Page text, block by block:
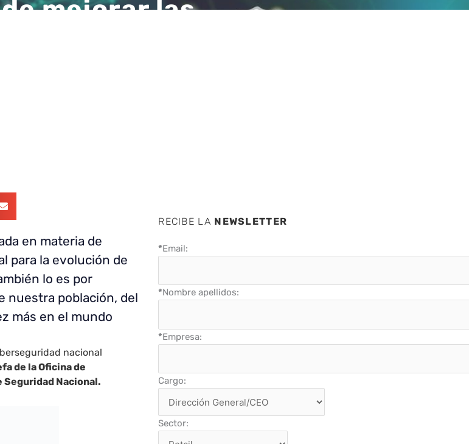
mejorar las
en materia de
para la evolución de
lo es por
nuestra población, del
más en el mundo
nacional
de la Oficina de
Nacional.
RECIBE LA NEWSLETTER
*Email:
*Nombre apellidos:
*Empresa:
Cargo:
Sector: